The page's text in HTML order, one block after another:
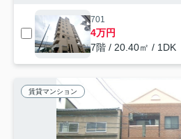
701
4万円
7階 / 20.40㎡ / 1DK
賃貸マンション